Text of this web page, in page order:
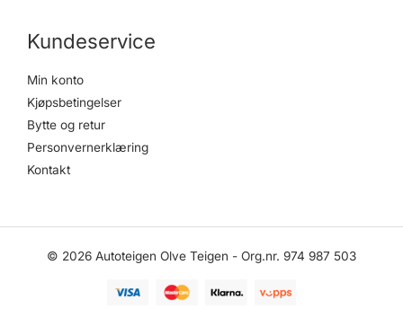
Kundeservice
Min konto
Kjøpsbetingelser
Bytte og retur
Personvernerklæring
Kontakt
© 2026 Autoteigen Olve Teigen - Org.nr. 974 987 503